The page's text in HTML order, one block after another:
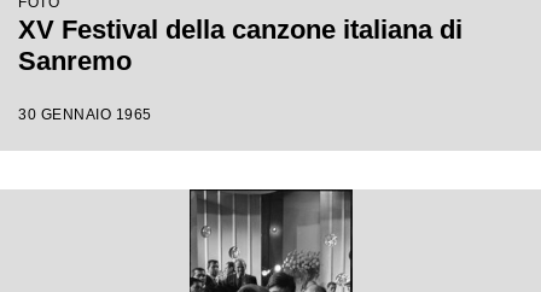
XV Festival della canzone italiana di
Sanremo
30 GENNAIO 1965